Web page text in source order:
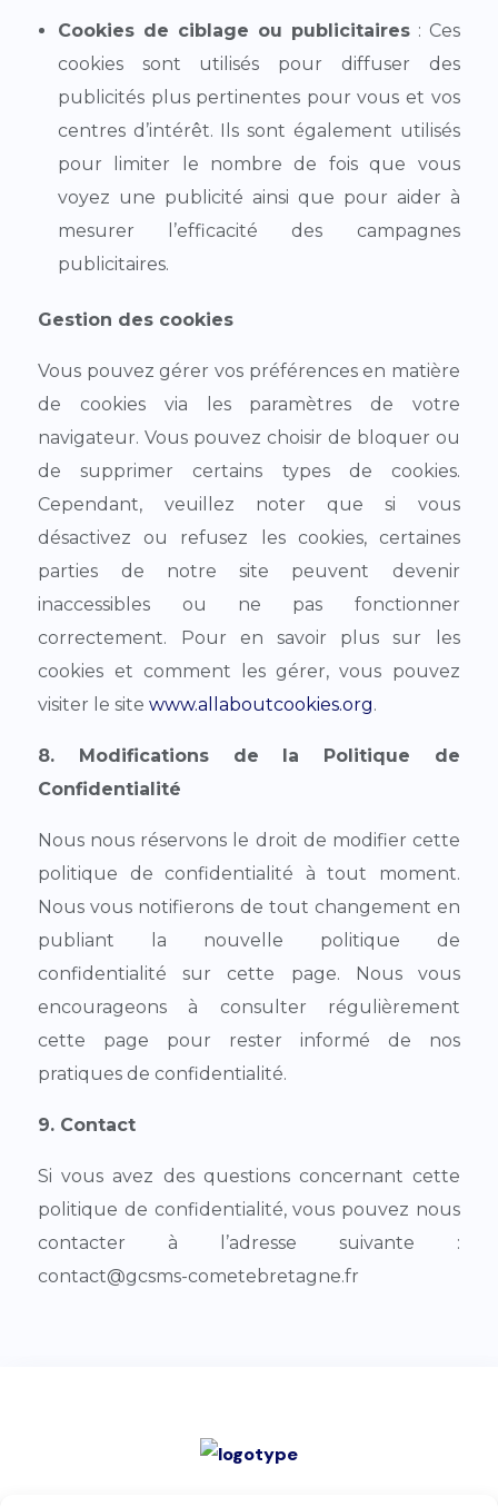
Cookies de ciblage ou publicitaires: Ces
cookies sont utilisés pour diffuser des
publicités plus pertinentes pour vous et vos
centres d’intérêt. Ils sont également utilisés
pour limiter le nombre de fois que vous
voyez une publicité ainsi que pour aider à
mesurer l’efficacité des campagnes
publicitaires.
Gestion des cookies
Vous pouvez gérer vos préférences en matière
de cookies via les paramètres de votre
navigateur. Vous pouvez choisir de bloquer ou
de supprimer certains types de cookies.
Cependant, veuillez noter que si vous
désactivez ou refusez les cookies, certaines
parties de notre site peuvent devenir
inaccessibles ou ne pas fonctionner
correctement. Pour en savoir plus sur les
cookies et comment les gérer, vous pouvez
visiter le sitewww.allaboutcookies.org.
8. Modifications de la Politique de
Confidentialité
Nous nous réservons le droit de modifier cette
politique de confidentialité à tout moment.
Nous vous notifierons de tout changement en
publiant la nouvelle politique de
confidentialité sur cette page. Nous vous
encourageons à consulter régulièrement
cette page pour rester informé de nos
pratiques de confidentialité.
9. Contact
Si vous avez des questions concernant cette
politique de confidentialité, vous pouvez nous
contacter à l’adresse suivante :
contact@gcsms-cometebretagne.fr